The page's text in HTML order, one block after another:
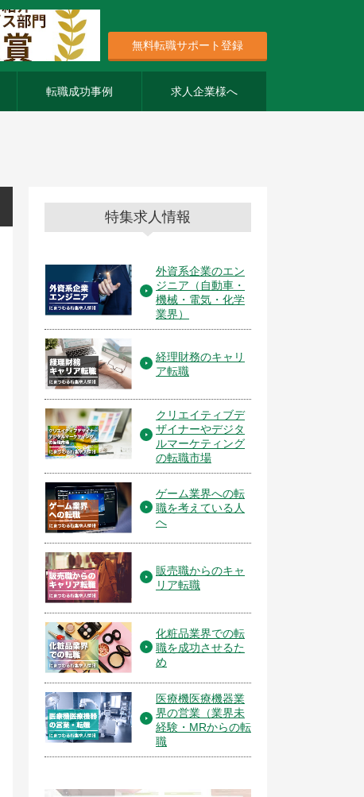
無料転職サポート登録
転職成功事例 求人企業様へ
特集求人情報
外資系企業のエン
ジニア（自動車・
機械・電気・化学
業界）
経理財務のキャリ
ア転職
クリエイティブデ
ザイナーやデジタ
ルマーケティング
の転職市場
ゲーム業界への転
職を考えている人
へ
販売職からのキャ
リア転職
化粧品業界での転
職を成功させるた
め
医療機医療機器業
界の営業（業界未
経験・MRからの転
職